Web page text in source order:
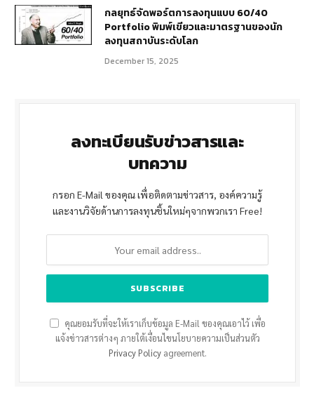
กลยุทธ์จัดพอร์ตการลงทุนแบบ 60/40
Portfolio พิมพ์เขียวและมาตรฐานของนัก
ลงทุนสถาบันระดับโลก
December 15, 2025
ลงทะเบียนรับข่าวสารและ
บทความ
กรอก E-Mail ของคุณ เพื่อติดตามข่าวสาร, องค์ความรู้
และงานวิจัยด้านการลงทุนชิ้นใหม่ๆจากพวกเรา Free!
คุณยอมรับที่จะให้เราเก็บข้อมูล E-Mail ของคุณเอาไว้ เพื่อ
แจ้งข่าวสารต่างๆ ภายใต้เงื่อนไขนโยบายความเป็นส่วนตัว
Privacy Policyagreement.